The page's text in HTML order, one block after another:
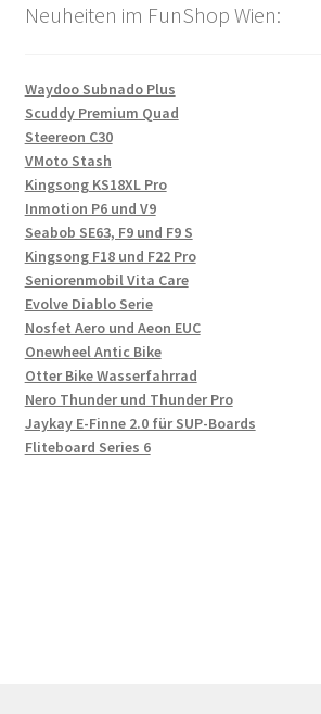
Neuheiten im FunShop Wien:
Waydoo Subnado Plus
Scuddy Premium Quad
Steereon C30
VMoto Stash
Kingsong KS18XL Pro
Inmotion P6 und V9
Seabob SE63, F9 und F9 S
Kingsong F18 und F22 Pro
Seniorenmobil Vita Care
Evolve Diablo Serie
Nosfet Aero und Aeon EUC
Onewheel Antic Bike
Otter Bike Wasserfahrrad
Nero Thunder und Thunder Pro
Jaykay E-Finne 2.0 für SUP-Boards
Fliteboard Series 6